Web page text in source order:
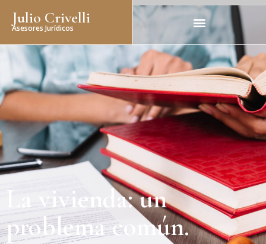
Julio Crivelli
Asesores Jurídicos
La vivienda: un
problema común.